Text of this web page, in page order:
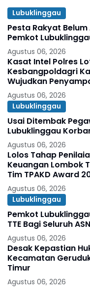
Lubuklinggau
Pesta Rakyat
Pemkot
Agustus 06, 2026
Kasat Intel Polres
Kesbangpoldagri
Wujudkan
Aman dan Kondusif
Agustus 06, 2026
Lubuklinggau
Usai Ditembak
Lubuklinggau
Agustus 06, 2026
Lolos Tahap
Keuangan Lombok
Tim TPAKD Award
Agustus 06, 2026
Lubuklinggau
Pemkot
TTE Bagi Seluruh ASN
Agustus 06, 2026
Desak Kepastian
Kecamatan
Timur
Agustus 06, 2026